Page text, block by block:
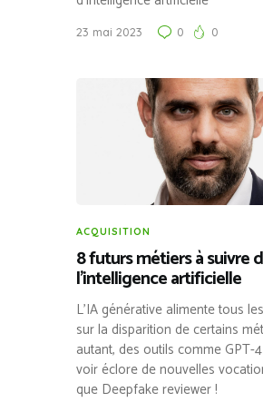
23 mai 2023 0 0
ACQUISITION
8 futurs métiers à suivre
l’intelligence artificielle
L’IA générative alimente tous
sur la disparition de certains
autant, des outils comme GPT-
voir éclore de nouvelles
que Deepfake reviewer !